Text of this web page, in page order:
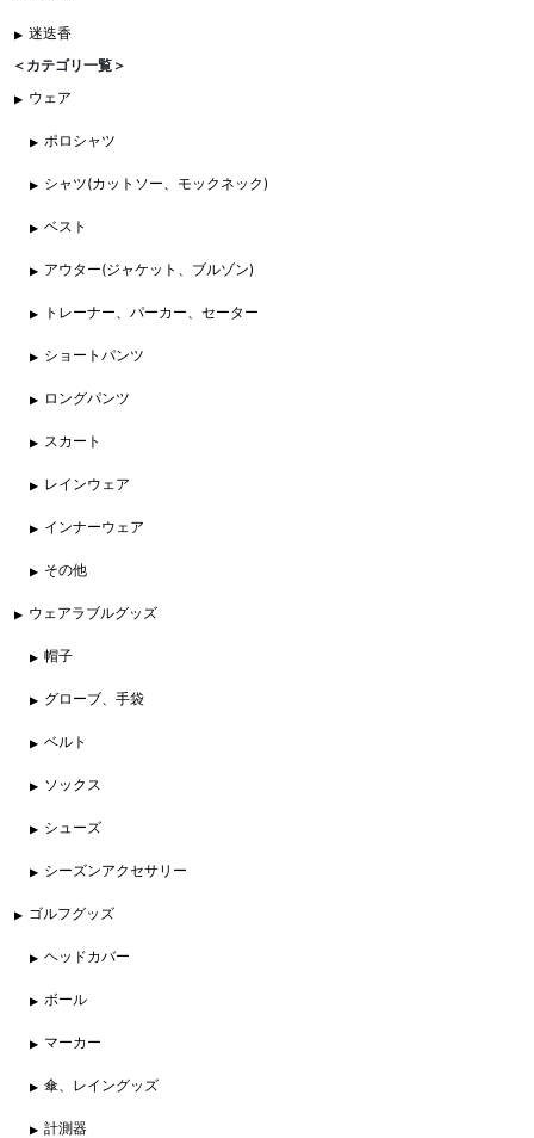
迷迭香
＜カテゴリ一覧＞
ウェア
ポロシャツ
シャツ(カットソー、モックネック)
ベスト
アウター(ジャケット、ブルゾン)
トレーナー、パーカー、セーター
ショートパンツ
ロングパンツ
スカート
レインウェア
インナーウェア
その他
ウェアラブルグッズ
帽子
グローブ、手袋
ベルト
ソックス
シューズ
シーズンアクセサリー
ゴルフグッズ
ヘッドカバー
ボール
マーカー
傘、レイングッズ
計測器